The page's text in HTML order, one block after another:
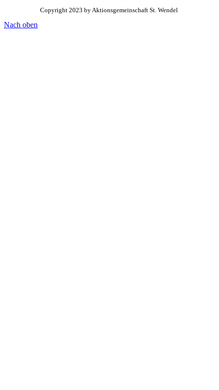
Copyright 2023 by Aktionsgemeinschaft St. Wendel
Nach oben